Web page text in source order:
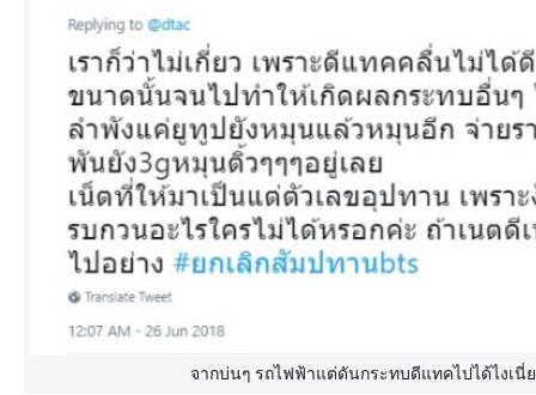
จากบ่นๆ รถไฟฟ้าแต่ดันกระทบดีแทคไปได้ไงเนี่ย